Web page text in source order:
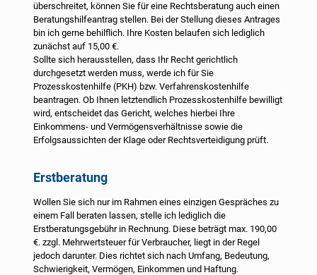
überschreitet, können Sie für eine Rechtsberatung auch einen
Beratungshilfeantrag stellen. Bei der Stellung dieses Antrages
bin ich gerne behilflich. Ihre Kosten belaufen sich lediglich
zunächst auf 15,00 €.
Sollte sich herausstellen, dass Ihr Recht gerichtlich
durchgesetzt werden muss, werde ich für Sie
Prozesskostenhilfe (PKH) bzw. Verfahrenskostenhilfe
beantragen. Ob Ihnen letztendlich Prozesskostenhilfe bewilligt
wird, entscheidet das Gericht, welches hierbei Ihre
Einkommens- und Vermögensverhältnisse sowie die
Erfolgsaussichten der Klage oder Rechtsverteidigung prüft.
Erstberatung
Wollen Sie sich nur im Rahmen eines einzigen Gespräches zu
einem Fall beraten lassen, stelle ich lediglich die
Erstberatungsgebühr in Rechnung. Diese beträgt max. 190,00
€. zzgl. Mehrwertsteuer für Verbraucher, liegt in der Regel
jedoch darunter. Dies richtet sich nach Umfang, Bedeutung,
Schwierigkeit, Vermögen, Einkommen und Haftung.